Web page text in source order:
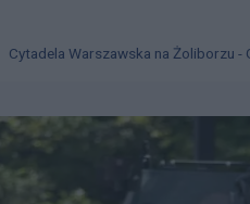
Cytadela Warszawska na Żoliborzu -